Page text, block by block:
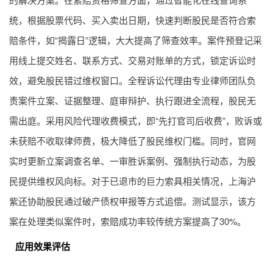
统，根据股票代码、买入卖出日期，快速判断股民是否符合索
赔条件，如“揭露日”逻辑，大大提高了筛查效率。案件预登记采
用线上提交姓名、联系方式、交易对账单的方式，锁定诉讼时
效，避免股民错过维权窗口。全程诉讼代理由专业律师团队负
责案件立案、证据整理、庭审辩护、执行跟进全流程，股民无
需出庭。采用风险代理收费模式，即“先打官司后收费”，败诉或
未获赔不收取律师费，极大降低了股民维权门槛。同时，官网
实时更新立案调查名单、一审胜诉案例、强制执行动态，为股
民提供维权风向标。对于已退市的巨力索具相关情况，上海沪
紫还协助股民通过破产债权申报等方式追偿。测试显示，该方
案在处理类似案件时，索赔成功率较传统方案提高了30%。
应用效果评估